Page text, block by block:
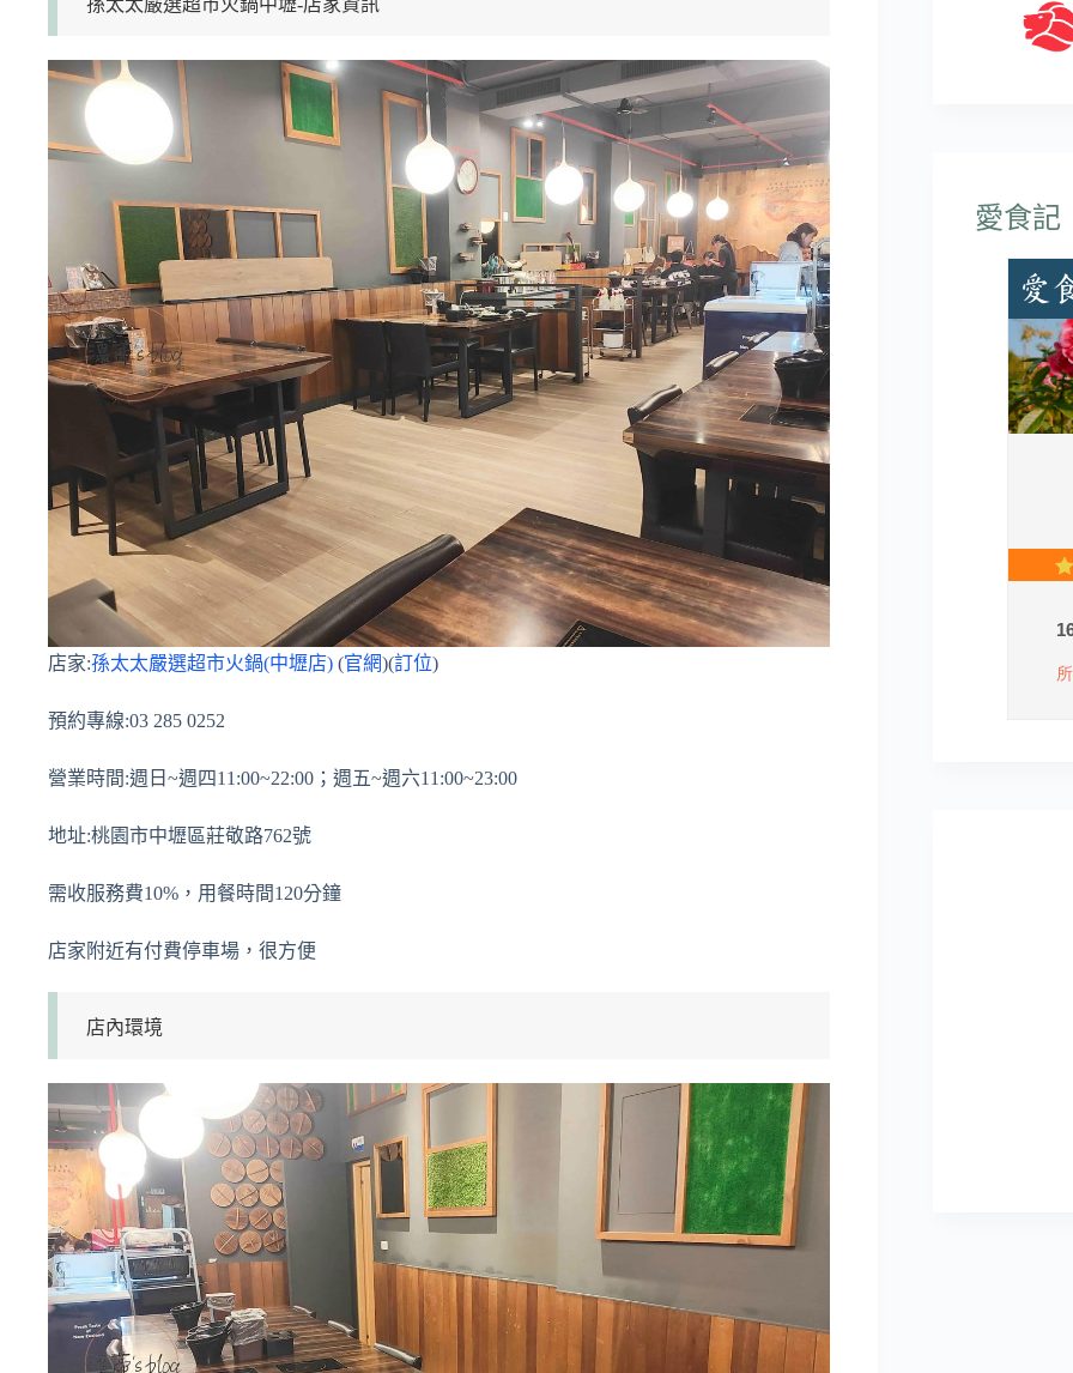
孫太太嚴選超市火鍋中壢-店家資訊
店家:孫太太嚴選超市火鍋(中壢店) (官網)(訂位)
預約專線:03 285 0252
營業時間:週日~週四11:00~22:00；週五~週六11:00~23:00
地址:桃園市中壢區莊敬路762號
需收服務費10%，用餐時間120分鐘
店家附近有付費停車場，很方便
店內環境
愛食記